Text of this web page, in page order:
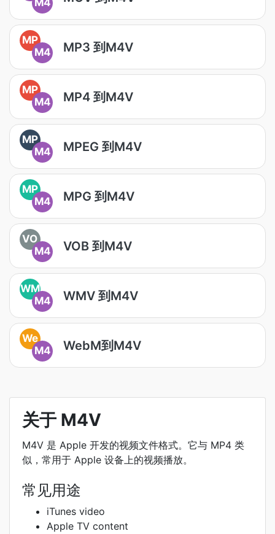
M4
MP
M4
MP3 到M4V
MP
M4
MP4 到M4V
MP
M4
MPEG 到M4V
MP
M4
MPG 到M4V
VO
M4
VOB 到M4V
WM
M4
WMV 到M4V
We
M4
WebM到M4V
关于 M4V
M4V 是 Apple 开发的视频文件格式。它与 MP4 类
似，常用于 Apple 设备上的视频播放。
常见用途
iTunes video
Apple TV content